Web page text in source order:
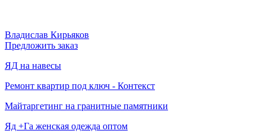
Владислав Кирьяков
Предложить заказ
ЯД на навесы
Ремонт квартир под ключ - Контекст
Майтаргетинг на гранитные памятники
Яд +Га женская одежда оптом